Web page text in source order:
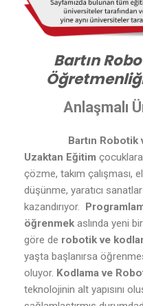
Bartın
Anlaşmalı
Bartın
Uzaktan Eğitim
çözme, takım çalışması,
düşünme, yaratıcı
kazandırıyor.
öğrenmek aslında yeni
göre de robotik ve
yaşta başlanırsa
oluyor. Kodlama ve
teknolojinin alt yapısını